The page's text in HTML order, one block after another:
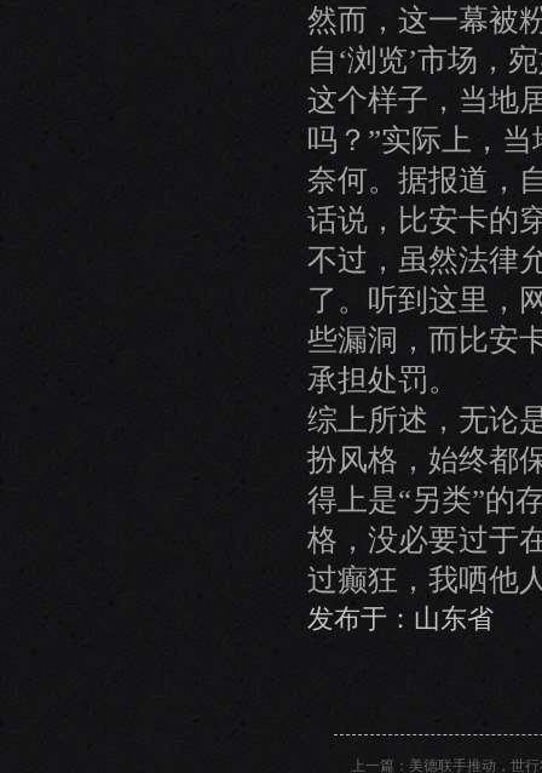
然而，这一幕被
自‘浏览’市场，
这个样子，当地
吗？”实际上，
奈何。据报道，
话说，比安卡的
不过，虽然法律
了。听到这里，
些漏洞，而比安
承担处罚。
综上所述，无论
扮风格，始终都
得上是“另类”的
格，没必要过于
过癫狂，我哂他
发布于：山东省
上一篇： 美德联手推动，世